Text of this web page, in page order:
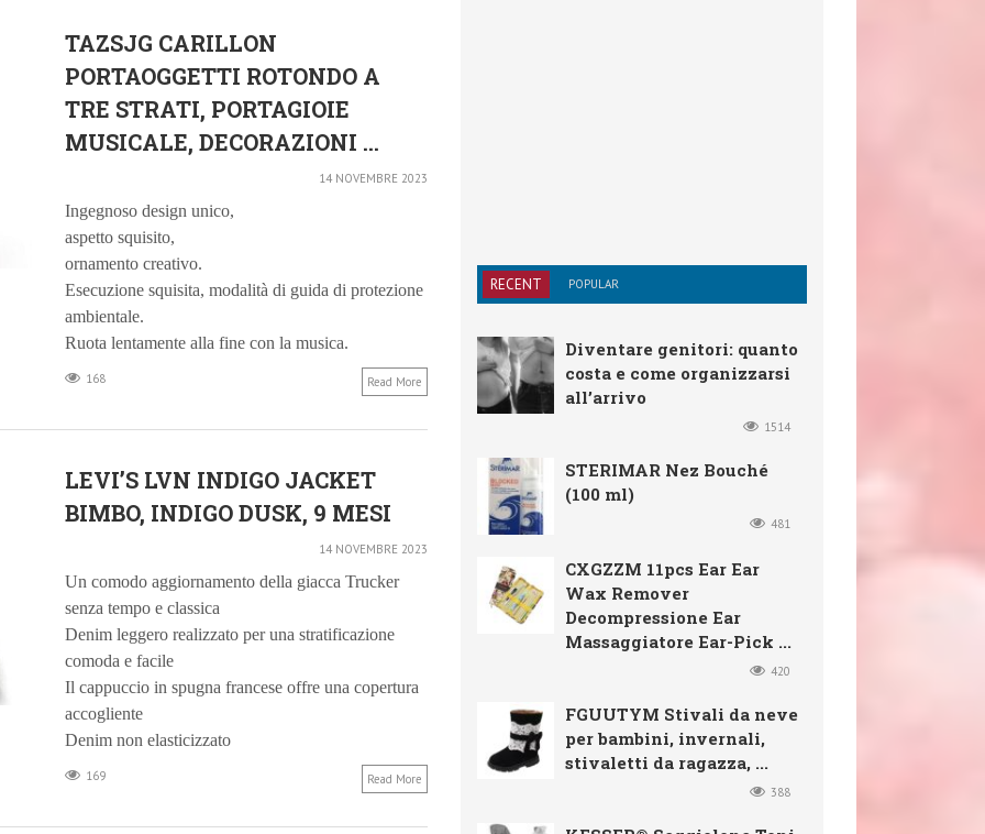
TAZSJG CARILLON
PORTAOGGETTI ROTONDO A
TRE STRATI, PORTAGIOIE
MUSICALE, DECORAZIONI ...
14 NOVEMBRE 2023
Ingegnoso design unico,
aspetto squisito,
ornamento creativo.
Esecuzione squisita, modalità di guida di protezione
ambientale.
Ruota lentamente alla fine con la musica.
168 Read More
LEVI’S LVN INDIGO JACKET
BIMBO, INDIGO DUSK, 9 MESI
14 NOVEMBRE 2023
Un comodo aggiornamento della giacca Trucker
senza tempo e classica
Denim leggero realizzato per una stratificazione
comoda e facile
Il cappuccio in spugna francese offre una copertura
accogliente
Denim non elasticizzato
169 Read More
RECENT POPULAR
Diventare genitori: quanto
costa e come organizzarsi
all’arrivo
1514
STERIMAR Nez Bouché
(100 ml)
481
CXGZZM 11pcs Ear Ear
Wax Remover
Decompressione Ear
Massaggiatore Ear-Pick ...
420
FGUUTYM Stivali da neve
per bambini, invernali,
stivaletti da ragazza, ...
388